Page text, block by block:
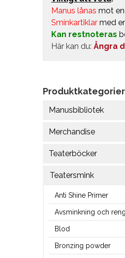
Manus lånas mot
Sminkartiklar med
Kan restnoteras
Här kan du: Ångra
Produktkategorier
Manusbibliotek
Merchandise
Teaterböcker
Teatersmink
Anti Shine Primer
Avsminkning och
Blod
Bronzing powder